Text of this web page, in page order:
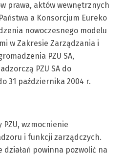
prawa, aktów wewnętrznych
a Konsorcjum Eureko
nowoczesnego modelu
w Zakresie Zarządzania i
PZU SA,
PZU SA do
31 października 2004 r.
wzmocnienie
i funkcji zarządczych.
powinna pozwolić na